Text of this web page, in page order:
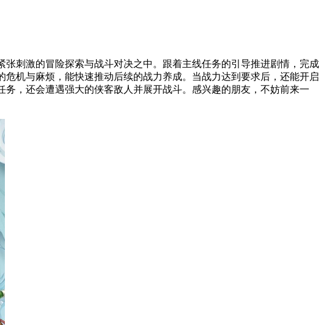
刺激的冒险探索与战斗对决之中。跟着主线任务的引导推进剧情，完成
机与麻烦，能快速推动后续的战力养成。当战力达到要求后，还能开启
，还会遭遇强大的侠客敌人并展开战斗。感兴趣的朋友，不妨前来一